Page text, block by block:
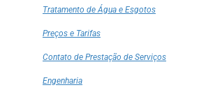
Tratamento de Água e Esgotos
Preços e Tarifas
Contato de Prestação de Serviços
Engenharia